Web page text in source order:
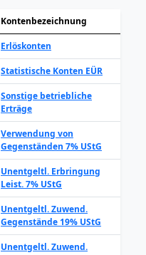
Kontenbezeichnung
Erlöskonten
Statistische Konten EÜR
Sonstige betriebliche
Erträge
Verwendung von
Gegenständen 7% UStG
Unentgeltl. Erbringung
Leist. 7% UStG
Unentgeltl. Zuwend.
Gegenstände 19% UStG
Unentgeltl. Zuwend.